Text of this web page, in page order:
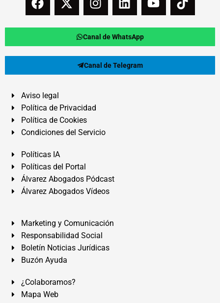
Canal de WhatsApp
Canal de Telegram
Aviso legal
Política de Privacidad
Política de Cookies
Condiciones del Servicio
Políticas IA
Políticas del Portal
Álvarez Abogados Pódcast
Álvarez Abogados Vídeos
Marketing y Comunicación
Responsabilidad Social
Boletín Noticias Jurídicas
Buzón Ayuda
¿Colaboramos?
Mapa Web